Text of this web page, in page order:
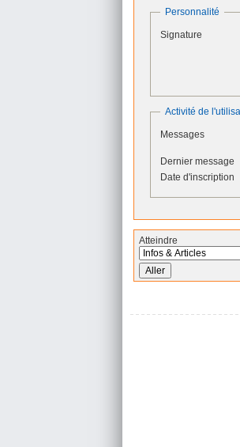
Personnalité
Signature
Activité de
Messages
Dernier message
Date d'inscription
Atteindre